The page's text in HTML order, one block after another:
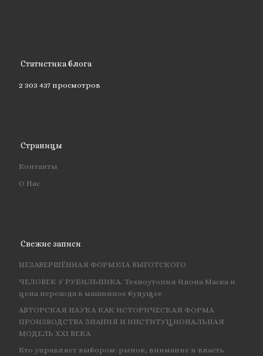
Статистика блога
2 303 437 просмотров
Страницы
Контакты
О Нас
Свежие записи
НЕЗАВЕРШЁННАЯ ФОРМУЛА ВЫГОТСКОГО
ЧЕЛОВЕК У РУБИЛЬНИКА. Техноутопия Илона Маска и
цена перехода в машинное будущее
АВТОРСКАЯ НАУКА КАК ИСТОРИЧЕСКАЯ ФОРМА
ПРОИЗВОДСТВА ЗНАНИЯ И ИНСТИТУЦИОНАЛЬНАЯ
МОДЕЛЬ XXI ВЕКА
Кто управляет выбором: рынок, внимание и власть